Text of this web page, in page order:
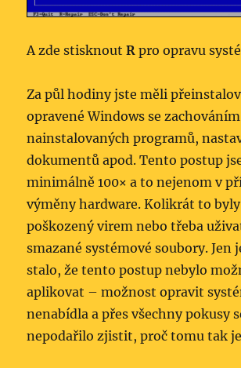
A zde stisknoutR pro opravu
Za půl hodiny jste měli
opravené Windows se
nainstalovaných programů,
dokumentů apod. Tento postup
minimálně 100× a to nejenom v
výměny hardware. Kolikrát to
poškozený virem nebo třeba
smazané systémové soubory. Jen
stalo, že tento postup nebylo
aplikovat – možnost opravit
nenabídla a přes všechny pokusy
nepodařilo zjistit, proč tomu tak